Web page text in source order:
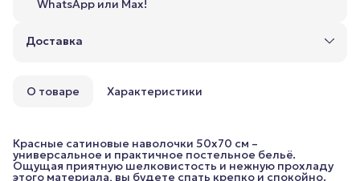
WhatsApp или Max!
Доставка
О товаре Характеристики
Красные сатиновые наволочки 50x70 см –
универсальное и практичное постельное бельё.
Ощущая приятную шелковистость и нежную прохладу
этого материала, вы будете спать крепко и спокойно.